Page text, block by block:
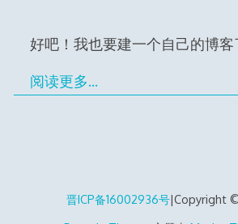
好吧！我也要建一个自己的博客
阅读更多…
晋ICP备16002936号|Copyright